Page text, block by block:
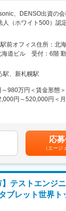
スを提供しています。
バーが中心となって新
年を支えるITサービス
をしております。
し、成長領域での事業
／／
を進めています。社
技術を存分に発揮でき
の刷新を進めており
す。エンジニアとし
、DENSO出資の
（ホワイト500）認
め
に近い位置から品質
など、専門性の高い領
えつつ、案件規模・年
おけるソフトウェア
ウェアテスト および
っかり体得いただきソ
義からシステム設計
した案件を扱っている
前オフィス住所：北
道ビル 受付：6階 勤
煙対策：屋内全面禁煙
：北海道札幌市厚別区
駅、新札幌駅
980万円＜賃金形態
円～520,000円＜
円※支給条件有賃金は
て上下する可能性があ
です。
応
（エージ
】テストエンジ
ブレット世界ト